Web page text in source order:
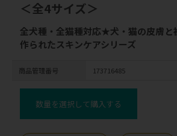
＜全4サイズ＞
全犬種・全猫種対応★犬・猫の皮膚と
作られたスキンケアシリーズ
商品管理番号 173716485
数量を選択して購入する